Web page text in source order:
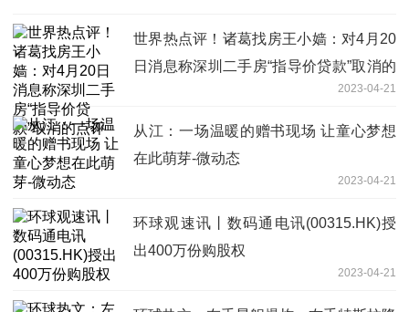
世界热点评！诸葛找房王小嫱：对4月20
日消息称深圳二手房“指导价贷款”取消的
2023-04-21
从江：一场温暖的赠书现场 让童心梦想
在此萌芽-微动态
2023-04-21
环球观速讯丨数码通电讯(00315.HK)授
出400万份购股权
2023-04-21